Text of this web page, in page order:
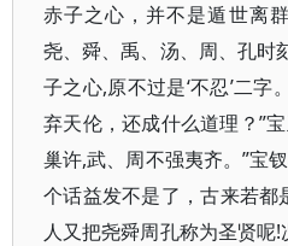
赤子之心，并不是遁世离
尧、舜、禹、汤、周、孔时
子之心,原不过是‘不忍’二
弃天伦，还成什么道理？”
巢许,武、周不强夷齐。”宝
个话益发不是了，古来若都
人又把尧舜周孔称为圣贤呢